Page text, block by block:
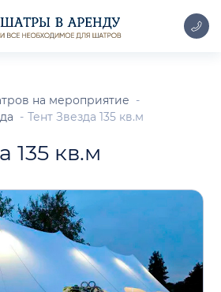
на мероприятие
Тент Звезда 135 кв.м
135 кв.м